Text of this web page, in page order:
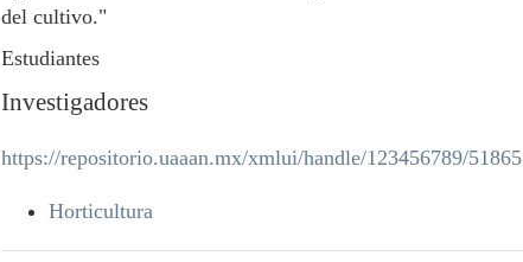
del cultivo."
Estudiantes
Investigadores
https://repositorio.uaaan.mx/xmlui/handle/123456789/51865
Horticultura